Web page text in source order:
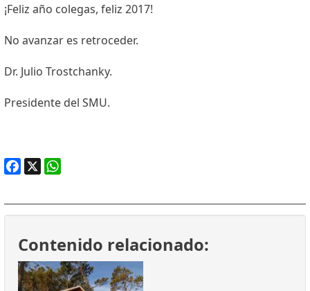
¡Feliz año colegas, feliz 2017!
No avanzar es retroceder.
Dr. Julio Trostchanky.
Presidente del SMU.
Contenido relacionado: